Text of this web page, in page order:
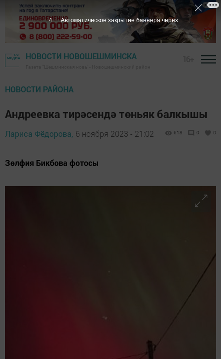
НОВОСТИ НОВОШЕШМИНСКА
НОВОСТИ РАЙОНА
Андреевка тирәсендә төньяк балкышы
Лариса Фёдорова, 6 ноября 2023 - 21:02 618 0 0
Зөлфия Бикбова фотосы
3 Автоматическое закрытие баннера через